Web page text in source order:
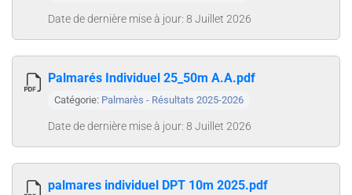
Date de dernière mise à jour: 8 Juillet 2026
Palmarés Individuel 25_50m A.A.pdf
Catégorie: Palmarès - Résultats 2025-2026
Date de dernière mise à jour: 8 Juillet 2026
palmares individuel DPT 10m 2025.pdf